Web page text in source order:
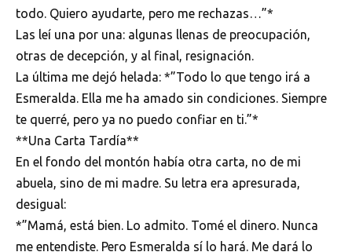
todo. Quiero ayudarte, pero me rechazas…”*
Las leí una por una: algunas llenas de preocupación,
otras de decepción, y al final, resignación.
La última me dejó helada: *”Todo lo que tengo irá a
Esmeralda. Ella me ha amado sin condiciones. Siempre
te querré, pero ya no puedo confiar en ti.”*
**Una Carta Tardía**
En el fondo del montón había otra carta, no de mi
abuela, sino de mi madre. Su letra era apresurada,
desigual:
*”Mamá, está bien. Lo admito. Tomé el dinero. Nunca
me entendiste. Pero Esmeralda sí lo hará. Me dará lo